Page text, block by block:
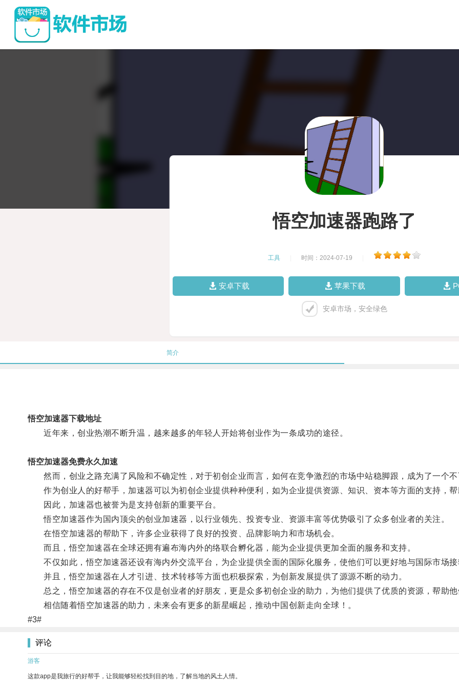
悟空加速器跑路了
工具 时间：2024-07-19
安卓下载 苹果下载
安卓市场，安全绿色
简介
悟空加速器下载地址
近年来，创业热潮不断升温，越来越多的年轻人开始将创业作为一条成功的途径。
悟空加速器免费永久加速
然而，创业之路充满了风险和不确定性，对于初创企业而言，如何在竞争激烈的市场中站稳脚跟，成为了一个不
作为创业人的好帮手，加速器可以为初创企业提供种种便利，如为企业提供资源、知识、资本等方面的支持，帮
因此，加速器也被誉为是支持创新的重要平台。
悟空加速器作为国内顶尖的创业加速器，以行业领先、投资专业、资源丰富等优势吸引了众多创业者的关注。
在悟空加速器的帮助下，许多企业获得了良好的投资、品牌影响力和市场机会。
而且，悟空加速器在全球还拥有遍布海内外的络联合孵化器，能为企业提供更加全面的服务和支持。
不仅如此，悟空加速器还设有海内外交流平台，为企业提供全面的国际化服务，使他们可以更好地与国际市场接
并且，悟空加速器在人才引进、技术转移等方面也积极探索，为创新发展提供了源源不断的动力。
总之，悟空加速器的存在不仅是创业者的好朋友，更是众多初创企业的助力，为他们提供了优质的资源，帮助他
相信随着悟空加速器的助力，未来会有更多的新星崛起，推动中国创新走向全球！。
#3#
评论
游客
这款app是我旅行的好帮手，让我能够轻松找到目的地，了解当地的风土人情。